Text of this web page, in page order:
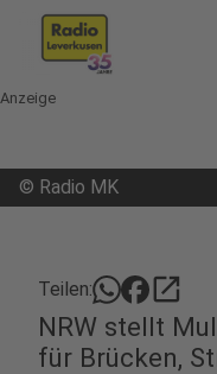
Anzeige
© Radio MK
Teilen: open_in_new
NRW stellt
für Brücken,